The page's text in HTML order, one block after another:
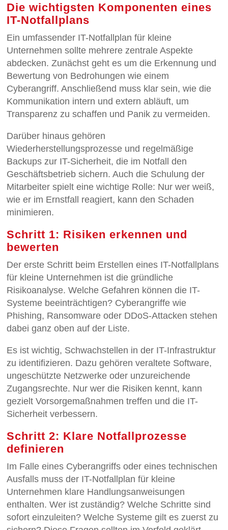
Die wichtigsten Komponenten eines
IT-Notfallplans
Ein umfassender IT-Notfallplan für kleine
Unternehmen sollte mehrere zentrale Aspekte
abdecken. Zunächst geht es um die Erkennung und
Bewertung von Bedrohungen wie einem
Cyberangriff. Anschließend muss klar sein, wie die
Kommunikation intern und extern abläuft, um
Transparenz zu schaffen und Panik zu vermeiden.
Darüber hinaus gehören
Wiederherstellungsprozesse und regelmäßige
Backups zur IT-Sicherheit, die im Notfall den
Geschäftsbetrieb sichern. Auch die Schulung der
Mitarbeiter spielt eine wichtige Rolle: Nur wer weiß,
wie er im Ernstfall reagiert, kann den Schaden
minimieren.
Schritt 1: Risiken erkennen und
bewerten
Der erste Schritt beim Erstellen eines IT-Notfallplans
für kleine Unternehmen ist die gründliche
Risikoanalyse. Welche Gefahren können die IT-
Systeme beeinträchtigen? Cyberangriffe wie
Phishing, Ransomware oder DDoS-Attacken stehen
dabei ganz oben auf der Liste.
Es ist wichtig, Schwachstellen in der IT-Infrastruktur
zu identifizieren. Dazu gehören veraltete Software,
ungeschützte Netzwerke oder unzureichende
Zugangsrechte. Nur wer die Risiken kennt, kann
gezielt Vorsorgemaßnahmen treffen und die IT-
Sicherheit verbessern.
Schritt 2: Klare Notfallprozesse
definieren
Im Falle eines Cyberangriffs oder eines technischen
Ausfalls muss der IT-Notfallplan für kleine
Unternehmen klare Handlungsanweisungen
enthalten. Wer ist zuständig? Welche Schritte sind
sofort einzuleiten? Welche Systeme gilt es zuerst zu